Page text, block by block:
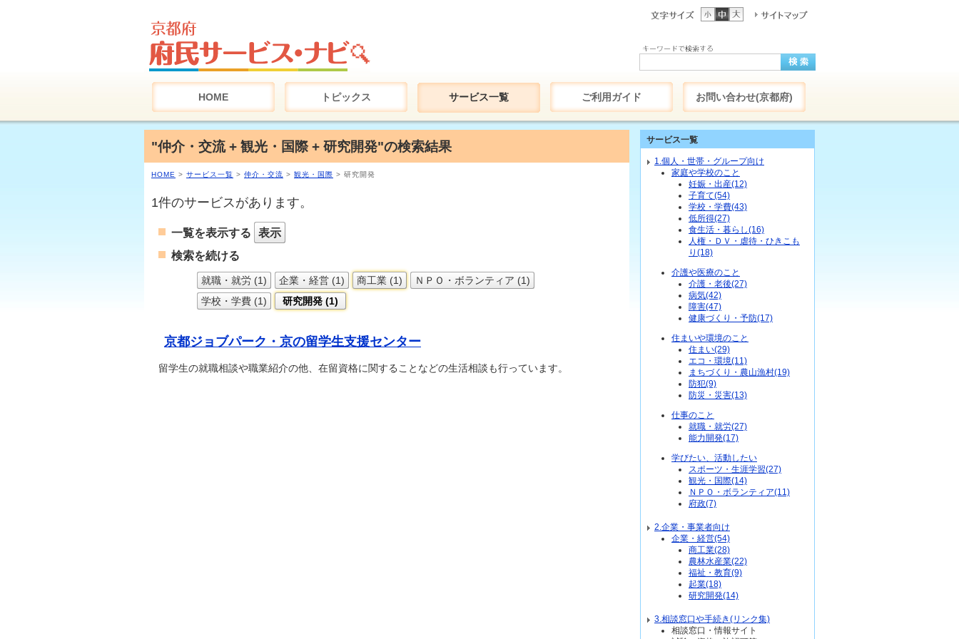
HOME トピックス サービス一覧 ご利用ガイド お問い合わせ(京都府)
"仲介・交流 + 観光・国際 + 研究開発"の検索結果
HOME > サービス一覧 > 仲介・交流 > 観光・国際 > 研究開発
1件のサービスがあります。
一覧を表示する
表示
検索を続ける
就職・就労 (1) 企業・経営 (1) 商工業 (1)
ＮＰＯ・ボランティア (1)
学校・学費 (1)
研究開発 (1)
京都ジョブパーク・京の留学生支援センター
留学生の就職相談や職業紹介の他、在留資格に関することなどの生活相談も行っています。
サービス一覧
1.個人・世帯・グループ向け
家庭や学校のこと
妊娠・出産(12)
子育て(54)
学校・学費(43)
低所得(27)
食生活・暮らし(16)
人権・ＤＶ・虐待・ひきこも
り(18)
介護や医療のこと
介護・老後(27)
病気(42)
障害(47)
健康づくり・予防(17)
住まいや環境のこと
住まい(29)
エコ・環境(11)
まちづくり・農山漁村(19)
防犯(9)
防災・災害(13)
仕事のこと
就職・就労(27)
能力開発(17)
学びたい、活動したい
スポーツ・生涯学習(27)
観光・国際(14)
ＮＰＯ・ボランティア(11)
府政(7)
2.企業・事業者向け
企業・経営(54)
商工業(28)
農林水産業(22)
福祉・教育(9)
起業(18)
研究開発(14)
3.相談窓口や手続き(リンク集)
相談窓口・情報サイト